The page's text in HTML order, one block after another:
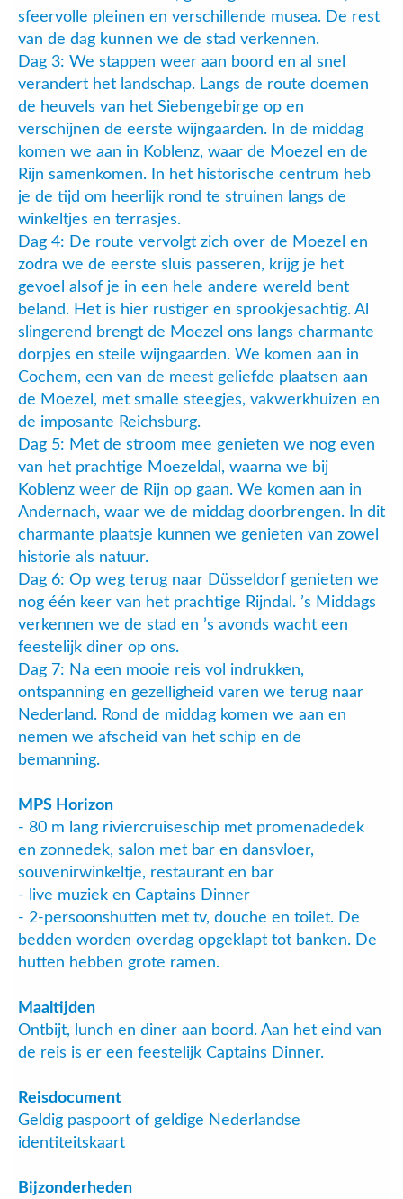
sfeervolle pleinen en verschillende musea. De rest
van de dag kunnen we de stad verkennen.
Dag 3: We stappen weer aan boord en al snel
verandert het landschap. Langs de route doemen
de heuvels van het Siebengebirge op en
verschijnen de eerste wijngaarden. In de middag
komen we aan in Koblenz, waar de Moezel en de
Rijn samenkomen. In het historische centrum heb
je de tijd om heerlijk rond te struinen langs de
winkeltjes en terrasjes.
Dag 4: De route vervolgt zich over de Moezel en
zodra we de eerste sluis passeren, krijg je het
gevoel alsof je in een hele andere wereld bent
beland. Het is hier rustiger en sprookjesachtig. Al
slingerend brengt de Moezel ons langs charmante
dorpjes en steile wijngaarden. We komen aan in
Cochem, een van de meest geliefde plaatsen aan
de Moezel, met smalle steegjes, vakwerkhuizen en
de imposante Reichsburg.
Dag 5: Met de stroom mee genieten we nog even
van het prachtige Moezeldal, waarna we bij
Koblenz weer de Rijn op gaan. We komen aan in
Andernach, waar we de middag doorbrengen. In dit
charmante plaatsje kunnen we genieten van zowel
historie als natuur.
Dag 6: Op weg terug naar Düsseldorf genieten we
nog één keer van het prachtige Rijndal. ’s Middags
verkennen we de stad en ’s avonds wacht een
feestelijk diner op ons.
Dag 7: Na een mooie reis vol indrukken,
ontspanning en gezelligheid varen we terug naar
Nederland. Rond de middag komen we aan en
nemen we afscheid van het schip en de
bemanning.
MPS Horizon
- 80 m lang riviercruiseschip met promenadedek
en zonnedek, salon met bar en dansvloer,
souvenirwinkeltje, restaurant en bar
- live muziek en Captains Dinner
- 2-persoonshutten met tv, douche en toilet. De
bedden worden overdag opgeklapt tot banken. De
hutten hebben grote ramen.
Maaltijden
Ontbijt, lunch en diner aan boord. Aan het eind van
de reis is er een feestelijk Captains Dinner.
Reisdocument
Geldig paspoort of geldige Nederlandse
identiteitskaart
Bijzonderheden